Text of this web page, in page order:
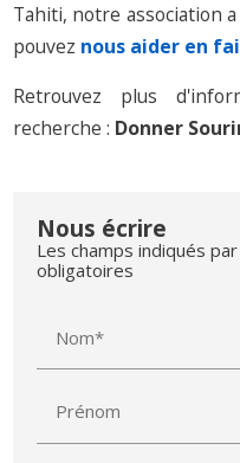
Tahiti, notre association
pouvez nous aider en
Retrouvez plus
recherche : Donner
Nous écrire
Les champs indiqués
obligatoires
Nom*
Prénom